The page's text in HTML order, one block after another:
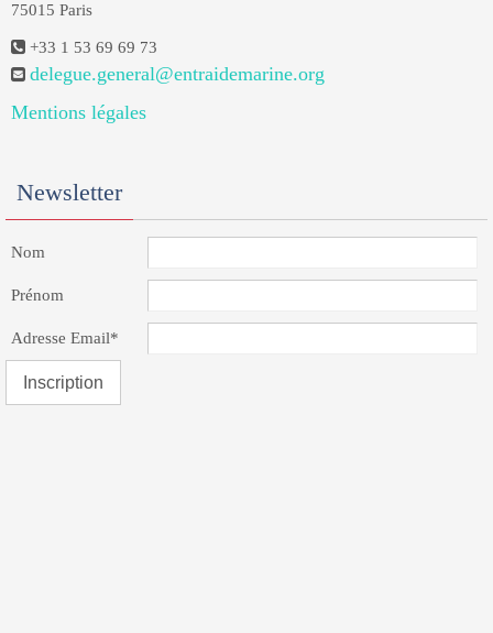
75015 Paris
+33 1 53 69 69 73
delegue.general@entraidemarine.org
Mentions légales
Newsletter
Nom
Prénom
Adresse Email*